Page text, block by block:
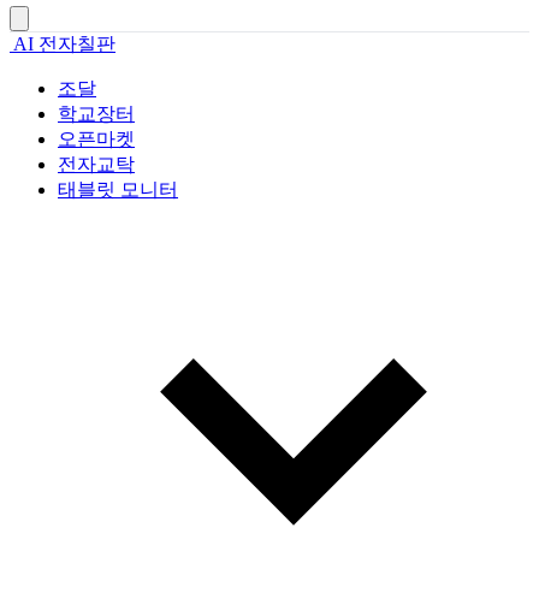
AI 전자칠판
조달
학교장터
오픈마켓
전자교탁
태블릿 모니터